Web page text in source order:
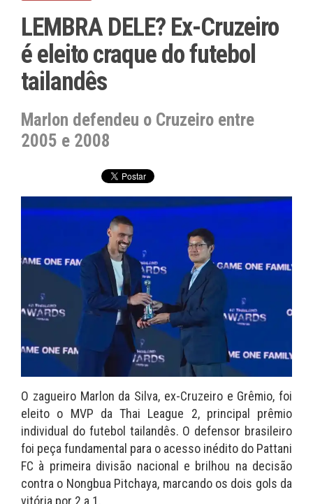
LEMBRA DELE? Ex-Cruzeiro
é eleito craque do futebol
tailandês
Marlon defendeu o Cruzeiro entre
2005 e 2008
O zagueiro Marlon da Silva, ex-Cruzeiro e Grêmio, foi
eleito o MVP da Thai League 2, principal prêmio
individual do futebol tailandês. O defensor brasileiro
foi peça fundamental para o acesso inédito do Pattani
FC à primeira divisão nacional e brilhou na decisão
contra o Nongbua Pitchaya, marcando os dois gols da
vitória por 2 a 1.